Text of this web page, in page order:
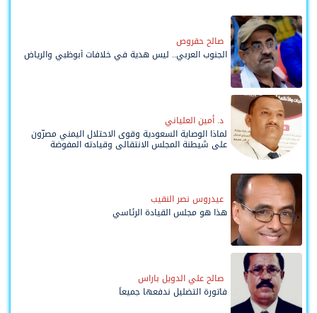
صالح حقروص
الجنوب العربي.. ليس هدية في خلافات أبوظبي والرياض
د. أمين العلياني
لماذا الوصاية السعودية وقوى الاحتلال اليمني مصرّون
على شيطنة المجلس الانتقالي وقيادته المفوضة
عيدروس نصر النقيب
هذا هو مجلس القيادة الرئاسي
صالح علي الدويل باراس
فاتورة التضليل ندفعها جميعاً